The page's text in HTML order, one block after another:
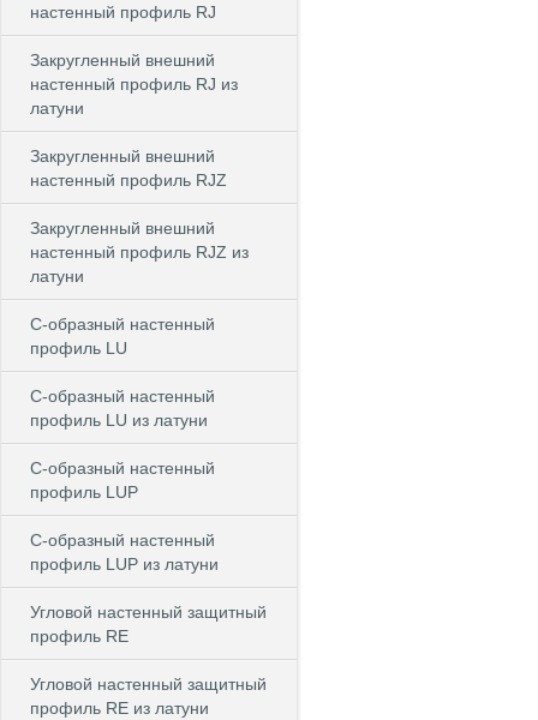
настенный профиль RJ
Закругленный внешний
настенный профиль RJ из
латуни
Закругленный внешний
настенный профиль RJZ
Закругленный внешний
настенный профиль RJZ из
латуни
С-образный настенный
профиль LU
С-образный настенный
профиль LU из латуни
С-образный настенный
профиль LUP
С-образный настенный
профиль LUP из латуни
Угловой настенный защитный
профиль RE
Угловой настенный защитный
профиль RE из латуни